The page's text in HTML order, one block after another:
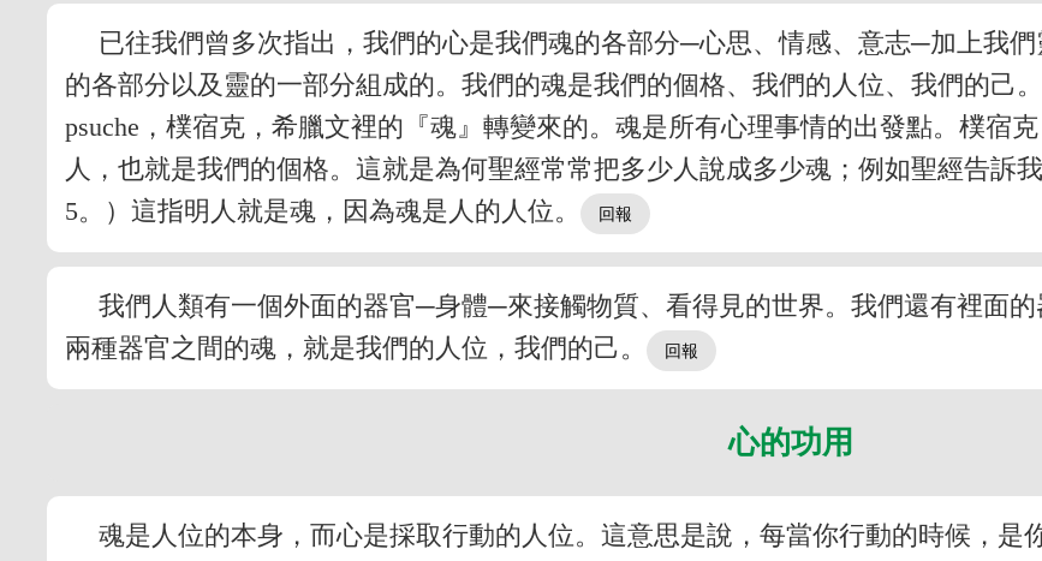
已往我們曾多次指出，我們的心是我們魂的各部分─心思、情感、意志─加上我
的各部分以及靈的一部分組成的。我們的魂是我們的個格、我們的人位、我們的己
psuche，樸宿克，希臘文裡的『魂』轉變來的。魂是所有心理事情的出發點。樸宿
人，也就是我們的個格。這就是為何聖經常常把多少人說成多少魂；例如聖經告訴
5。）這指明人就是魂，因為魂是人的人位。
我們人類有一個外面的器官─身體─來接觸物質、看得見的世界。我們還有裡面
兩種器官之間的魂，就是我們的人位，我們的己。
心的功用
魂是人位的本身，而心是採取行動的人位。這意思是說，每當你行動的時候，是